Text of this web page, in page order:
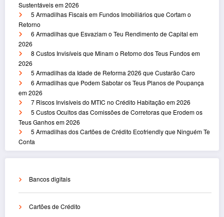
Sustentáveis em 2026
5 Armadilhas Fiscais em Fundos Imobiliários que Cortam o
Retorno
6 Armadilhas que Esvaziam o Teu Rendimento de Capital em
2026
8 Custos Invisíveis que Minam o Retorno dos Teus Fundos em
2026
5 Armadilhas da Idade de Reforma 2026 que Custarão Caro
6 Armadilhas que Podem Sabotar os Teus Planos de Poupança
em 2026
7 Riscos Invisíveis do MTIC no Crédito Habitação em 2026
5 Custos Ocultos das Comissões de Corretoras que Erodem os
Teus Ganhos em 2026
5 Armadilhas dos Cartões de Crédito Ecofriendly que Ninguém Te
Conta
Bancos digitais
Cartões de Crédito